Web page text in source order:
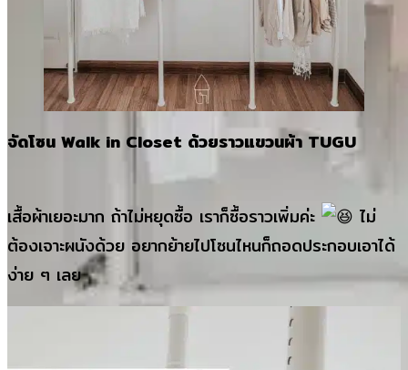
จัดโซน Walk in Closet ด้วยราวแขวนผ้า TUGU
เสื้อผ้าเยอะมาก ถ้าไม่หยุดซื้อ เราก็ซื้อราวเพิ่มค่ะ
ไม่
ต้องเจาะผนังด้วย อยากย้ายไปโซนไหนก็ถอดประกอบเอาได้
ง่าย ๆ เลย